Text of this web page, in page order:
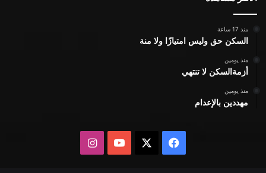
منذ 17 ساعة
السكن حق وليس امتيازًا ولا منة
منذ يومين
أزمةالسكن لا تنتهي
منذ يومين
مهددين بالإعدام
فيسبوك يوتيوبانستقرام